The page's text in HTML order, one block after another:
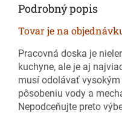
Podrobný popis
Tovar je na
Pracovná doska je
kuchyne, ale je aj
musí odolávať
pôsobeniu vody a
Nepodceňujte preto